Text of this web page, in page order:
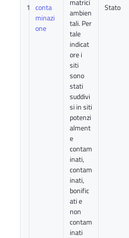
1 conta
minazi
one
ambien
tali. Per
tale
indicat
ore i
siti
sono
stati
suddivi
si in siti
potenzi
alment
e
contam
inati,
contam
inati,
bonific
ati e
non
contam
inati
Stato